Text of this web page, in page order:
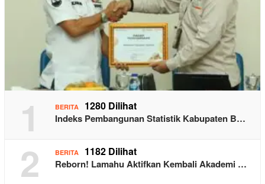
1 BERITA 1280 Dilihat
Indeks Pembangunan Statistik Kabupaten B…
2 BERITA 1182 Dilihat
Reborn! Lamahu Aktifkan Kembali Akademi …